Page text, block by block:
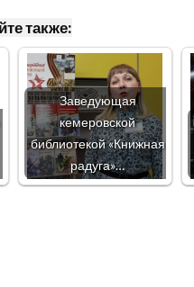
также:
Заведующая
кемеровской
библиотекой «Книжная
радуга»…